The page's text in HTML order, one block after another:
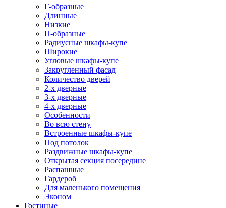
Г-образные
Длинные
Низкие
П-образные
Радиусные шкафы-купе
Широкие
Угловые шкафы-купе
Закругленный фасад
Количество дверей
2-х дверные
3-х дверные
4-х дверные
Особенности
Во всю стену
Встроенные шкафы-купе
Под потолок
Раздвижные шкафы-купе
Открытая секция посередине
Распашные
Гардероб
Для маленького помещения
Эконом
Гостиные